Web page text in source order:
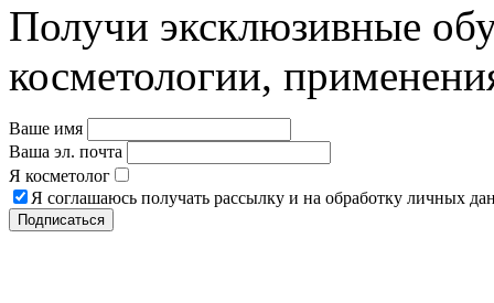
Получи эксклюзивные
косметологии,
Ваше имя
Ваша эл. почта
Я косметолог
Я соглашаюсь получать рассылку и на обработку личных